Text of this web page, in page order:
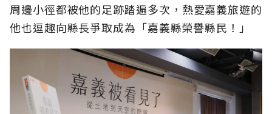
周邊小徑都被他的足跡踏遍多次，熱愛嘉義旅遊的
他也逗趣向縣長爭取成為「嘉義縣榮譽縣民！」